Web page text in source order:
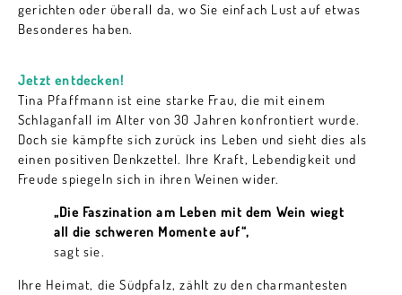
gerichten oder überall da, wo Sie einfach Lust auf etwas
Besonderes haben.
Jetzt entdecken!
Tina Pfaffmann ist eine starke Frau, die mit einem
Schlaganfall im Alter von 30 Jahren konfrontiert wurde.
Doch sie kämpfte sich zurück ins Leben und sieht dies als
einen positiven Denkzettel. Ihre Kraft, Lebendigkeit und
Freude spiegeln sich in ihren Weinen wider.
„Die Faszination am Leben mit dem Wein wiegt
all die schweren Momente auf“,
sagt sie.
Ihre Heimat, die Südpfalz, zählt zu den charmantesten